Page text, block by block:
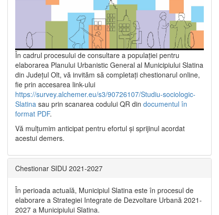
În cadrul procesului de consultare a populaţiei pentru
elaborarea Planului Urbanistic General al Municipiului Slatina
din Județul Olt, vă invităm să completați chestionarul online,
fie prin accesarea link-ului
https://survey.alchemer.eu/s3/90726107/Studiu-sociologic-
Slatina sau prin scanarea codului QR din documentul în
format PDF.
Vă mulţumim anticipat pentru efortul şi sprijinul acordat
acestui demers.
Chestionar SIDU 2021-2027
În perioada actuală, Municipiul Slatina este în procesul de
elaborare a Strategiei Integrate de Dezvoltare Urbană 2021‐
2027 a Municipiului Slatina.